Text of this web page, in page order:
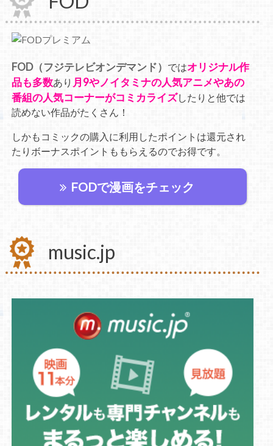
FOD（フジテレビオンデマンド） ではオリジナル作
品も多数あり 月9やノイタミナの人気アニメやあの
番組の人気コーナーがコミカライズしたりと他では
読めない作品がたくさん！
しかもコミックの購入に利用したポイントは還元され
たりボーナスポイントももらえるのでお得です。
FODで漫画をチェック
music.jp